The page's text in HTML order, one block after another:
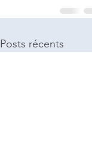
Posts récents